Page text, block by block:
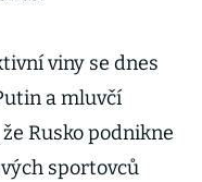
viny se dnes
a mluvčí
Rusko podnikne
sportovců